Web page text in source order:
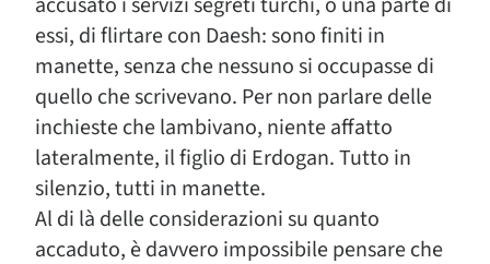
essi, di flirtare con Daesh: sono finiti in
manette, senza che nessuno si occupasse di
quello che scrivevano. Per non parlare delle
inchieste che lambivano, niente affatto
lateralmente, il figlio di Erdogan. Tutto in
silenzio, tutti in manette.
Al di là delle considerazioni su quanto
accaduto, è davvero impossibile pensare che